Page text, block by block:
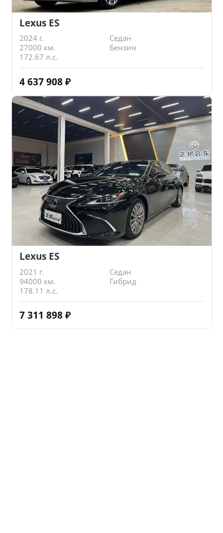
Lexus ES
2024 г.
Седан
27000 км.
Бензин
172.67 л.с.
4 637 908 ₽
Lexus ES
2021 г.
Седан
94000 км.
Гибрид
178.11 л.с.
7 311 898 ₽